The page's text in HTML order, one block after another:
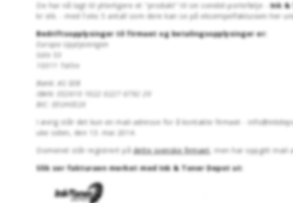
De har nå lagt til ytterligere et "produkt" til sin svindel-portefølje -Ink &
kr stk. - med f.eks 5 antall som dere kan se på eksempelfakturaen her
Bedriftsopplysinger til firmaet og betalingsopplysinger er:
Europa Upplysningen
Söle 53
10311 Tallin
Bank: AS SEB
IBAN: EE2610 1022 0227 6792 20
BIC: EEUHEE2X
I øvrig står det kun en mail-adresse for å kontakte firmaet -
uke siden, den 13. mai 2014.
Domenet står registrert pådette svenske firmaet, men har oppgitt mail-
Slik ser fakturaen merket med Ink & Toner Depot ut: